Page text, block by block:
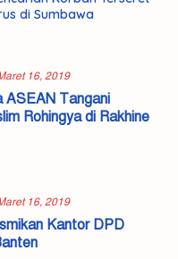
di Sumbawa
16, 2019
ASEAN Tangani
Rohingya di Rakhine
16, 2019
Kantor DPD